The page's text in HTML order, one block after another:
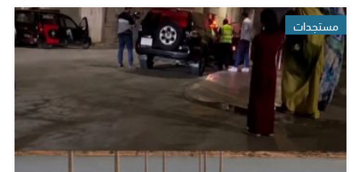
مستجدات